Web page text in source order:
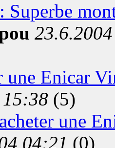
Superbe
une Enicar
(5)
une
04:21 (0)